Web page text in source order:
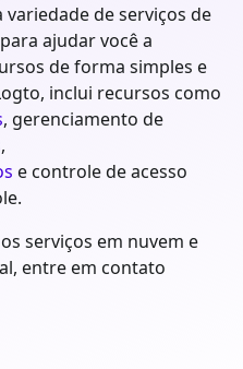
variedade de serviços de
ajudar você a
de forma simples e
inclui recursos como
, gerenciamento de
,
e controle de acesso
serviços em nuvem e
entre em contato